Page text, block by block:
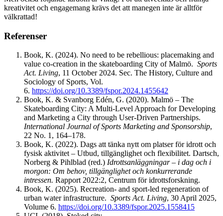
kreativitet och engagemang krävs det att manegen inte är alltför
välkrattad!
Referenser
Book, K. (2024). No need to be rebellious: placemaking and
value co-creation in the skateboarding City of Malmö. Sports
Act. Living, 11 October 2024. Sec. The History, Culture and
Sociology of Sports, Vol.
6. https://doi.org/10.3389/fspor.2024.1455642
Book, K. & Svanborg Edén, G. (2020). Malmö – The
Skateboarding City: A Multi-­Level Approach for Developing
and Marketing a City through User-­Driven Partnerships.
International Journal of Sports Marketing and Sponsorship,
22 No. 1, 164–178.
Book, K. (2022). Dags att tänka nytt om platser för idrott och
fysisk aktivitet – Utbud, tillgänglighet och flexibilitet. Dartsch,
Norberg & Pihlblad (red.) Idrottsanläggningar – i dag och i
morgon: Om behov, tillgänglighet och konkurrerande
intressen. Rapport 2022:2, Centrum för idrottsforskning.
Book, K. (2025). Recreation- and sport-led regeneration of
urban water infrastructure. Sports Act. Living, 30 April 2025,
Volume 6. https://doi.org/10.3389/fspor.2025.1558415